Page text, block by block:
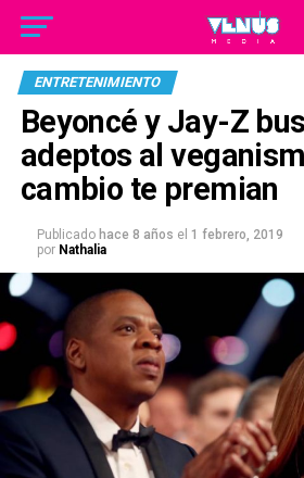
ENTRETENIMIENTO
Beyoncé y Jay-Z
adeptos al
cambio te premian
Publicado hace 8 años el 1 febrero, 2019
por Nathalia